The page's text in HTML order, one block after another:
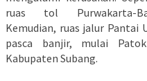
ruas tol Purwakarta-
Kemudian, ruas jalur Pantai
pasca banjir, mulai
Kabupaten Subang.